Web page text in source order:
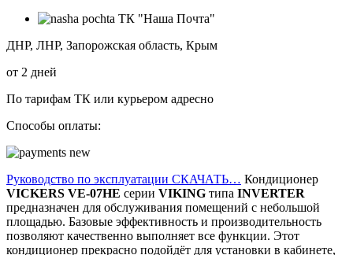
ТК "Наша Почта"
ДНР, ЛНР, Запорожская область, Крым
от 2 дней
По тарифам ТК или курьером адресно
Способы оплаты:
Руководство по эксплуатации СКАЧАТЬ… Кондиционер
VICKERS VE-07HE серии VIKING типа INVERTER
предназначен для обслуживания помещений с небольшой
площадью. Базовые эффективность и производительность
позволяют качественно выполняет все функции. Этот
кондиционер прекрасно подойдёт для установки в кабинете,